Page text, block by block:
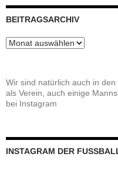
BEITRAGSARCHIV
Beitragsarchiv
Wir sind natürlich auch in
als Verein, auch einige
bei Instagram
INSTAGRAM DER